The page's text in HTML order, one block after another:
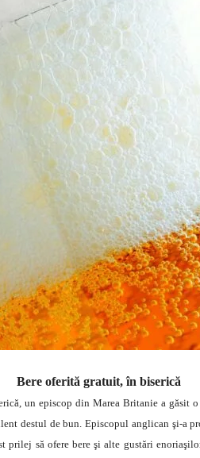
Bere oferită gratuit, în biserică
un episcop din Marea Britanie a găsit
destul de bun. Episcopul anglican şi-a
prilej să ofere bere şi alte gustări